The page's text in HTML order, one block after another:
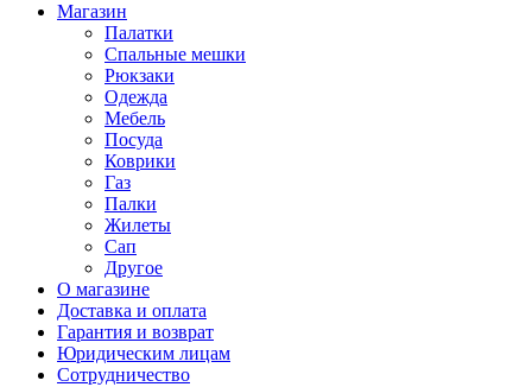
Магазин
Палатки
Спальные мешки
Рюкзаки
Одежда
Мебель
Посуда
Коврики
Газ
Палки
Жилеты
Сап
Другое
О магазине
Доставка и оплата
Гарантия и возврат
Юридическим лицам
Сотрудничество